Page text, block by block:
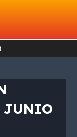
JUNIO